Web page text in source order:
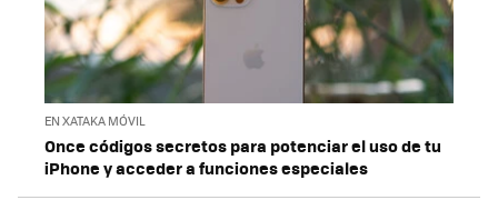
EN XATAKA MÓVIL
Once códigos secretos para potenciar el uso de tu
iPhone y acceder a funciones especiales